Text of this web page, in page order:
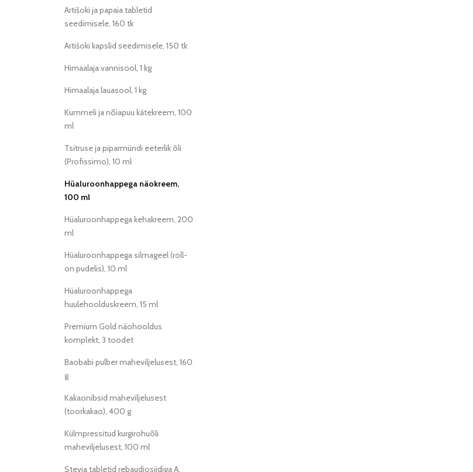
Artišoki ja papaia tabletid
seedimisele, 160 tk
Artišoki kapslid seedimisele, 150 tk
Himaalaja vannisool, 1 kg
Himaalaja lauasool, 1 kg
Kummeli ja nõiapuu kätekreem, 100
ml
Tsitruse ja piparmündi eeterlik õli
(Profissimo), 10 ml
Hüaluroonhappega näokreem,
100 ml
Hüaluroonhappega kehakreem, 200
ml
Hüaluroonhappega silmageel (roll-
on pudelis), 10 ml
Hüaluroonhappega
huulehoolduskreem, 15 ml
Premium Gold näohooldus
komplekt, 3 toodet
Baobabi pulber maheviljelusest, 160
g
Kakaonibsid maheviljelusest
(toorkakao), 400 g
Külmpressitud kurgirohuõli
maheviljelusest, 100 ml
Stevia tabletid rebaudiosiidiga A,